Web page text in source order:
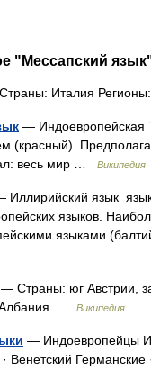
"Мессапский
Италия
— Индоевропейская
(красный).
весь мир …
Википедия
Иллирийский язык
языков.
языками
— Страны: юг Австрии,
Албания …
Википедия
— Индоевропейцы
Венетский